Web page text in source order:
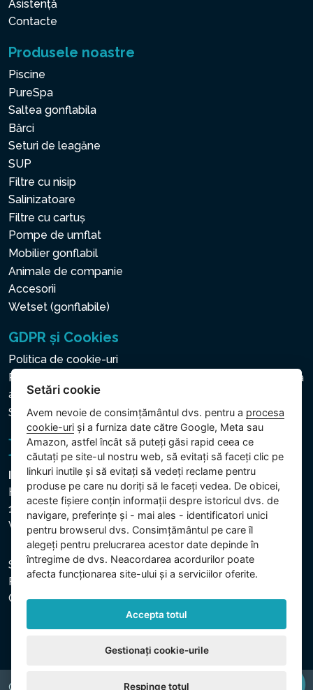
Asistență
Contacte
Produsele noastre
Piscine
PureSpa
Saltea gonflabila
Bărci
Seturi de leagăne
SUP
Filtre cu nisip
Salinizatoare
Filtre cu cartuș
Pompe de umflat
Mobilier gonflabil
Animale de companie
Accesorii
Wetset (gonflabile)
GDPR și Cookies
Politica de cookie-uri
Politica privind protecția datelor cu caracter personal și a
altor date prelucrate
Setări cookie
Intex Trading, s.r.o.
Hradecká 2526/3
130 00 Praha 3
Vinohrady - Česká republika
Societatea este înregistrată la Tribunalul Municipal din
Praga, secția C, dosar 74759. CUI: 26150808, CIF:
CZ26150808.
Copyright © 2026 INTEX TRADING s.r.o. All rights reserved.
Setări cookie
Avem nevoie de consimțământul dvs. pentru a procesa
cookie-uri și a furniza date către Google, Meta sau
Amazon, astfel încât să puteți găsi rapid ceea ce
căutați pe site-ul nostru web, să evitați să faceți clic pe
linkuri inutile și să evitați să vedeți reclame pentru
produse pe care nu doriți să le faceți vedea. De obicei,
aceste fișiere conțin informații despre istoricul dvs. de
navigare, preferințe și - mai ales - identificatori unici
pentru browserul dvs. Consimțământul pe care îl
alegeți pentru prelucrarea acestor date depinde în
întregime de dvs. Neacordarea acordurilor poate
afecta funcționarea site-ului și a serviciilor oferite.
Accepta totul
Gestionați cookie-urile
Respinge totul